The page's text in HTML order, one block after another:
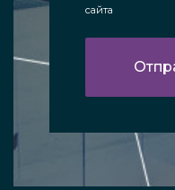
сайта